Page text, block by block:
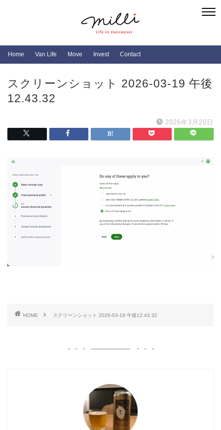
Home Van Life Move Invest Contact
スクリーンショット 2026-03-19 午後
12.43.32
2026年3月20日
HOME スクリーンショット 2026-03-19 午後12.43.32